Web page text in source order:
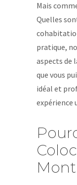
Mais
Quelles
pratique,
aspects de
que vous
idéal et
expérience